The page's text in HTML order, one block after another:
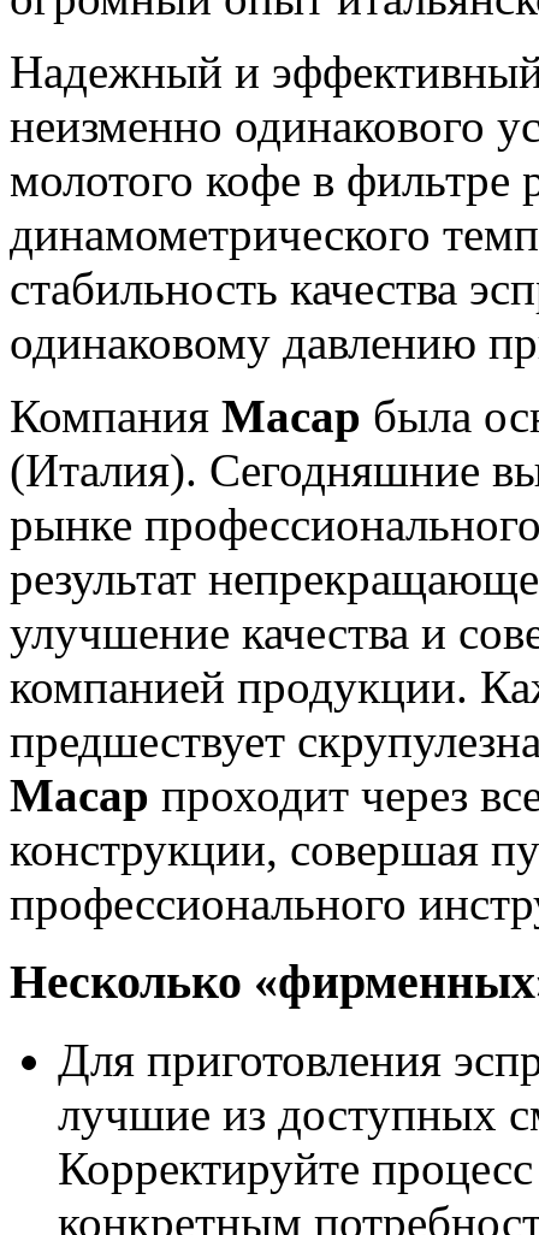
Надежный и
неизменно одинакового
молотого кофе в фильтре
динамометрического
стабильность качества
одинаковому давлению
Компания Macap была
(Италия). Сегодняшние
рынке
результат
улучшение качества и
компанией продукции.
предшествует
Macap проходит через
конструкции, совершая
профессионального
Несколько
Для приготовления
лучшие из доступных
Корректируйте
конкретным